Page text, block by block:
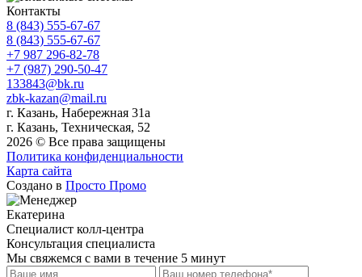
Контакты
8 (843) 555-67-67
8 (843) 555-67-67
+7 987 296-82-78
+7 (987) 290-50-47
133843@bk.ru
zbk-kazan@mail.ru
г. Казань, Набережная 31а
г. Казань, Техническая, 52
2026 © Все права защищены
Политика конфиденциальности
Карта сайта
Создано в Просто Промо
Екатерина
Специалист колл-центра
Консультация специалиста
Мы свяжемся с вами в течение 5 минут